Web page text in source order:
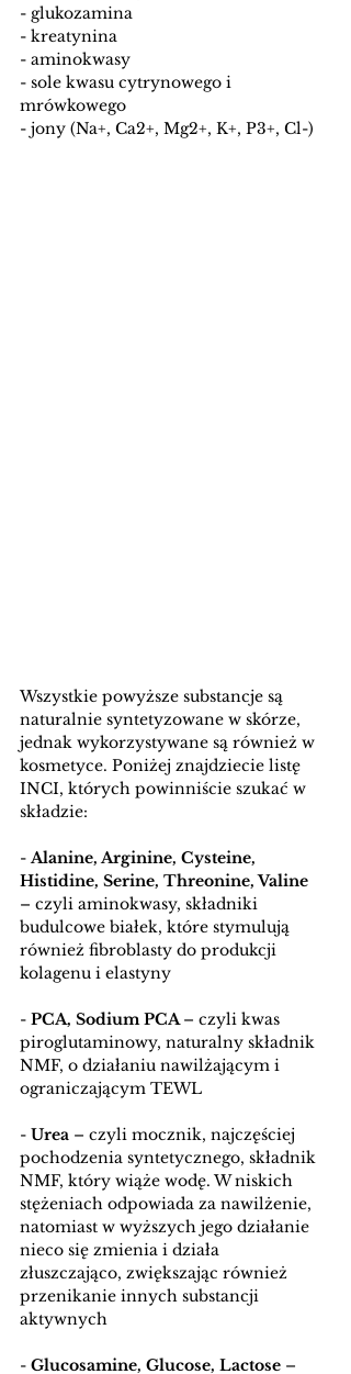
- glukozamina
- kreatynina
- aminokwasy
- sole kwasu cytrynowego i
mrówkowego
- jony (Na+, Ca2+, Mg2+, K+, P3+, Cl-)
Wszystkie powyższe substancje są
naturalnie syntetyzowane w skórze,
jednak wykorzystywane są również w
kosmetyce. Poniżej znajdziecie listę
INCI, których powinniście szukać w
składzie:
- Alanine, Arginine, Cysteine,
Histidine, Serine, Threonine, Valine
– czyli aminokwasy, składniki
budulcowe białek, które stymulują
również fibroblasty do produkcji
kolagenu i elastyny
- PCA, Sodium PCA – czyli kwas
piroglutaminowy, naturalny składnik
NMF, o działaniu nawilżającym i
ograniczającym TEWL
- Urea – czyli mocznik, najczęściej
pochodzenia syntetycznego, składnik
NMF, który wiąże wodę. W niskich
stężeniach odpowiada za nawilżenie,
natomiast w wyższych jego działanie
nieco się zmienia i działa
złuszczająco, zwiększając również
przenikanie innych substancji
aktywnych
- Glucosamine, Glucose, Lactose –